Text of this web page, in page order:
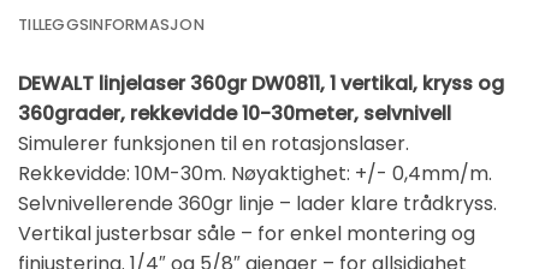
TILLEGGSINFORMASJON
DEWALT linjelaser 360gr DW0811, 1 vertikal, kryss og
360grader, rekkevidde 10-30meter, selvnivell
Simulerer funksjonen til en rotasjonslaser.
Rekkevidde: 10M-30m. Nøyaktighet: +/- 0,4mm/m.
Selvnivellerende 360gr linje – lader klare trådkryss.
Vertikal justerbsar såle – for enkel montering og
finjustering. 1/4″ og 5/8″ gjenger – for allsidighet